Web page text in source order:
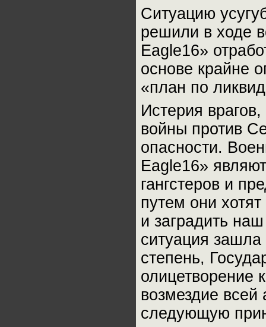
Ситуацию
решили в ходе
Eagle16»
основе крайне
«план по
Истерия
войны против
опасности.
Eagle16»
гангстеров и
путем они
и заградить
ситуация
степень,
олицетворение
возмездие всей
следующую